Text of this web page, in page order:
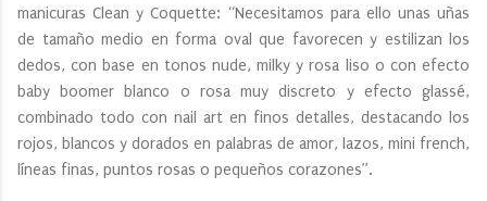
manicuras Clean y Coquette: “Necesitamos para ello unas uñas
de tamaño medio en forma oval que favorecen y estilizan los
dedos, con base en tonos nude, milky y rosa liso o con efecto
baby boomer blanco o rosa muy discreto y efecto glassé,
combinado todo con nail art en finos detalles, destacando los
rojos, blancos y dorados en palabras de amor, lazos, mini french,
líneas finas, puntos rosas o pequeños corazones”.